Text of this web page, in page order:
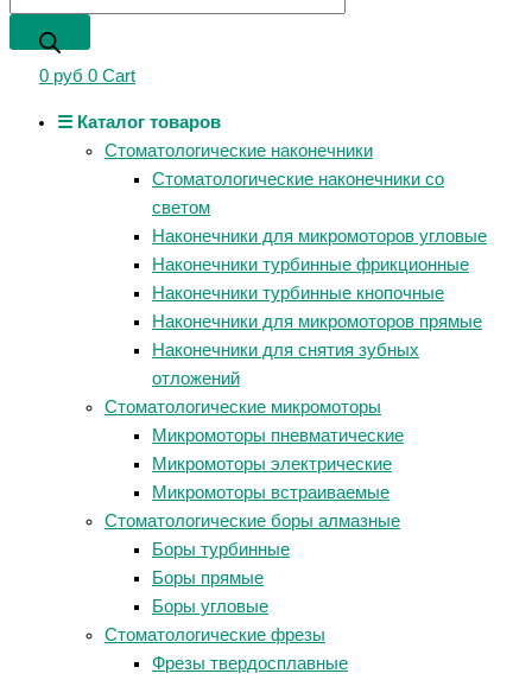
0 руб 0 Cart
☰ Каталог товаров
Стоматологические наконечники
Стоматологические наконечники со
светом
Наконечники для микромоторов угловые
Наконечники турбинные фрикционные
Наконечники турбинные кнопочные
Наконечники для микромоторов прямые
Наконечники для снятия зубных
отложений
Стоматологические микромоторы
Микромоторы пневматические
Микромоторы электрические
Микромоторы встраиваемые
Стоматологические боры алмазные
Боры турбинные
Боры прямые
Боры угловые
Стоматологические фрезы
Фрезы твердосплавные